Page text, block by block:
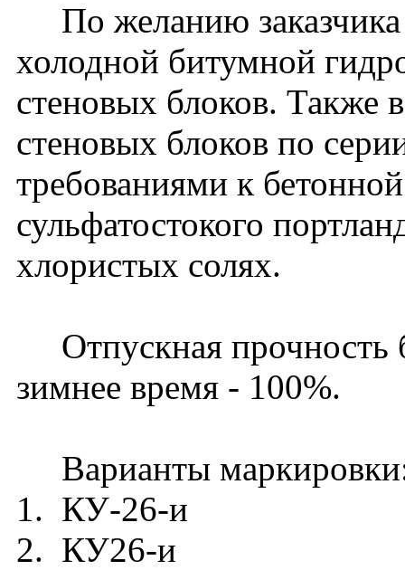
По желанию заказчика
холодной битумной
стеновых блоков. Также
стеновых блоков по
требованиями к
сульфатостокого
хлористых солях.
Отпускная прочность
зимнее время - 100%.
Варианты
1. КУ-26-и
2. КУ26-и